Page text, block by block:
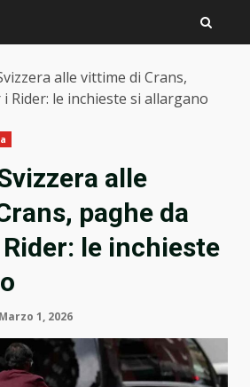
alle vittime di Crans,
Rider: le inchieste si allargano
alle
paghe da
le inchieste
Marzo 1, 2026